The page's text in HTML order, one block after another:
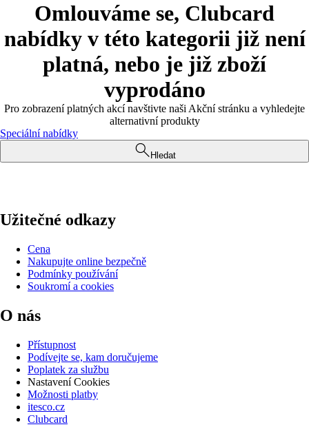
Omlouváme se, Clubcard
nabídky v této kategorii již není
platná, nebo je již zboží
vyprodáno
Pro zobrazení platných akcí navštivte naši Akční stránku a vyhledejte
alternativní produkty
Speciální nabídky
Hledat
Užitečné odkazy
Cena
Nakupujte online bezpečně
Podmínky používání
Soukromí a cookies
O nás
Přístupnost
Podívejte se, kam doručujeme
Poplatek za službu
Nastavení Cookies
Možnosti platby
itesco.cz
Clubcard